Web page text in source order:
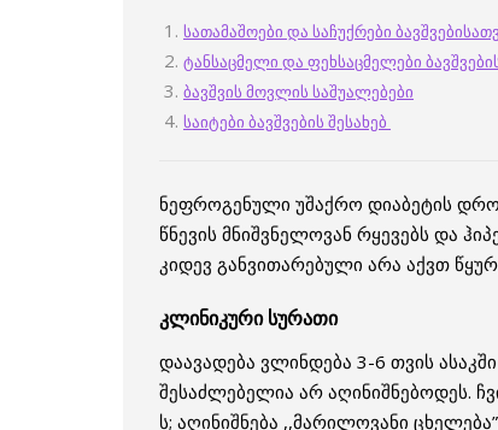
სათამაშოები და საჩუქრები
ტანსაცმელი და ფეხსაცმელები
ბავშვის მოვლის საშუალებები
საიტები ბავშვების შესახებ
ნეფროგენული უშაქრო დიაბეტის
წნევის მნიშვნელოვან რყევებს და
კიდევ განვითარებული არა აქვთ
კლინიკური სურათი
დაავადება ვლინდება 3-6 თვის
შესაძლებელია არ აღინიშნებოდეს.
ს; აღინიშნება ,,მარილოვანი